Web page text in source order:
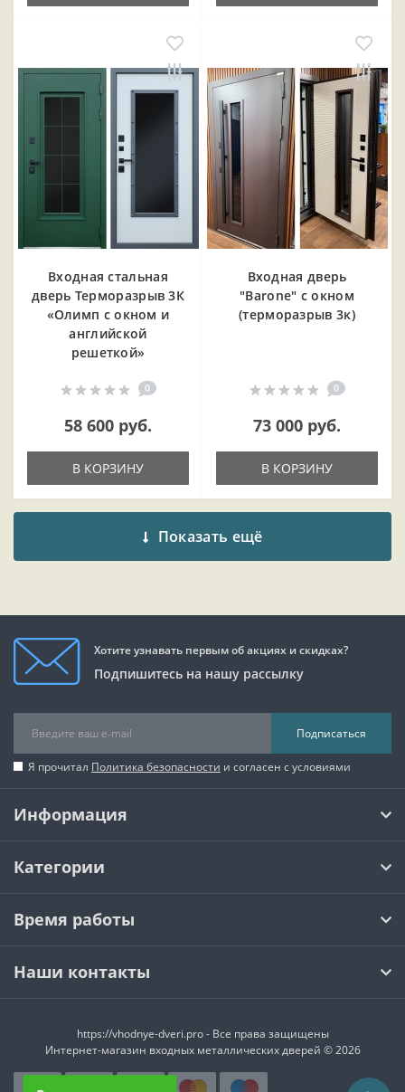
Входная cтальная
дверь Терморазрыв 3К
«Олимп с окном и
английской
решеткой»
0
58 600 руб.
В КОРЗИНУ
Входная дверь
"Barone" с окном
(терморазрыв 3к)
0
73 000 руб.
В КОРЗИНУ
Показать ещё
Хотите узнавать первым об акциях и скидках?
Подпишитесь на нашу рассылку
Подписаться
Я прочитал Политика безопасности и согласен с условиями
Информация
Категории
Время работы
Наши контакты
https://vhodnye-dveri.pro - Все права защищены
Интернет-магазин входных металлических дверей © 2026